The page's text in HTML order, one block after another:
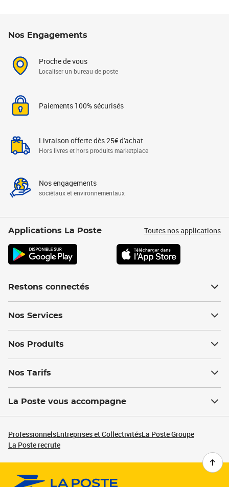
Nos Engagements
Proche de vous
Localiser un bureau de poste
Paiements 100% sécurisés
Livraison offerte dès 25€ d'achat
Hors livres et hors produits marketplace
Nos engagements
sociétaux et environnementaux
Applications La Poste Toutes nos applications
Restons connectés
Nos Services
Nos Produits
Nos Tarifs
La Poste vous accompagne
ProfessionnelsEntreprises et CollectivitésLa Poste Groupe
La Poste recrute